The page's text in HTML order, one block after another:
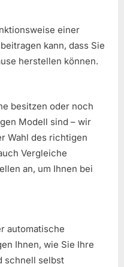
einer
kann, dass Sie
herstellen können.
besitzen oder noch
Modell sind – wir
Wahl des richtigen
Vergleiche
an, um Ihnen bei
automatische
Ihnen, wie Sie Ihre
schnell selbst